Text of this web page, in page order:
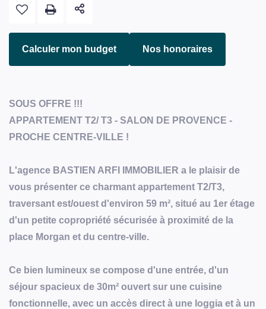
Calculer mon budget Nos honoraires
SOUS OFFRE !!!
APPARTEMENT T2/ T3 - SALON DE PROVENCE -
PROCHE CENTRE-VILLE !
L'agence BASTIEN ARFI IMMOBILIER a le plaisir de
vous présenter ce charmant appartement T2/T3,
traversant est/ouest d'environ 59 m², situé au 1er étage
d'un petite copropriété sécurisée à proximité de la
place Morgan et du centre-ville.
Ce bien lumineux se compose d'une entrée, d'un
séjour spacieux de 30m² ouvert sur une cuisine
fonctionnelle, avec un accès direct à une loggia et à un